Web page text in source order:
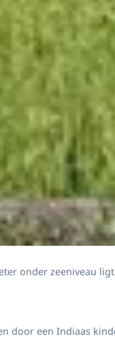
onder zeeniveau
door een Indiaas